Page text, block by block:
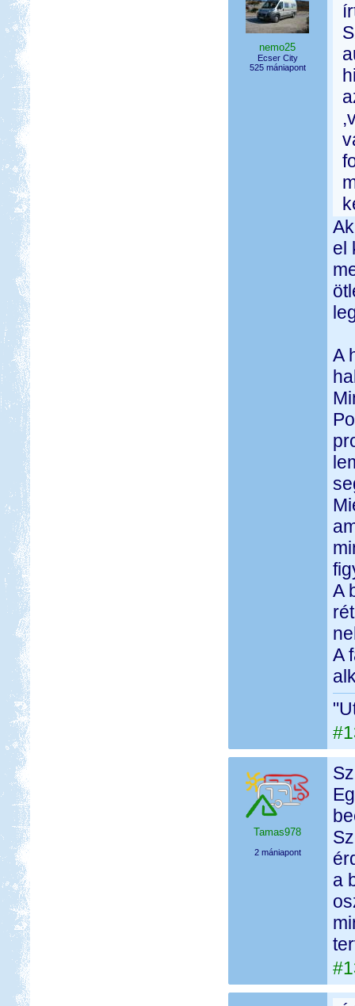
nemo25
Ecser City
525 mániapont
el
A
A
A
Tamas978
2 mániapont
a